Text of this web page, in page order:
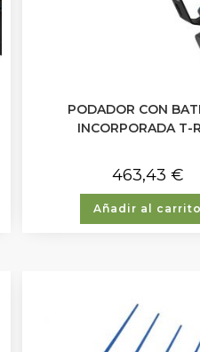
PODADOR CON
INCORPORADA T-
463,43 €
Añadir al